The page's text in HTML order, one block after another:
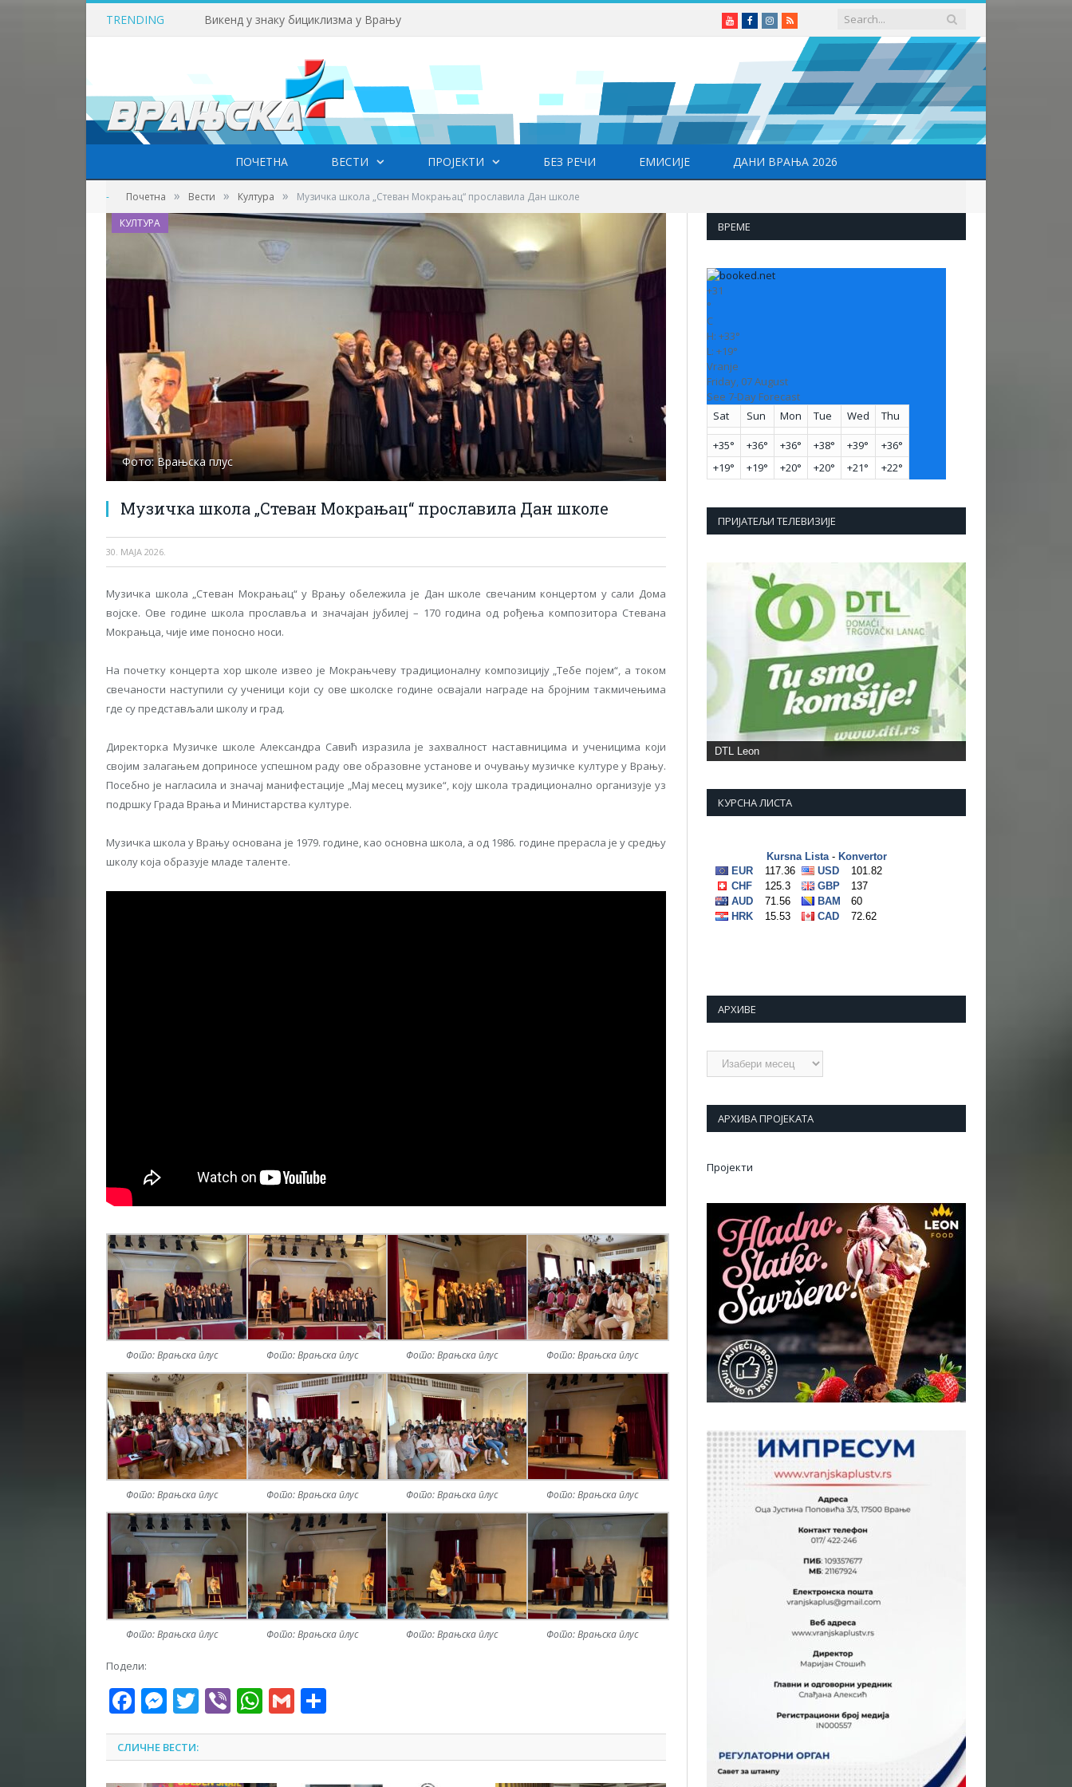
TRENDING Викенд у знаку бициклизма у Врању YoutubeFacebookInstagram
RSS
ПОЧЕТНА ВЕСТИ ПРОЈЕКТИ БЕЗ РЕЧИ ЕМИСИЈЕ ДАНИ ВРАЊА 2026
- Почетна » Вести » Култура » Музичка школа „Стеван Мокрањац“ прославила Дан школе
Фото: Врањска плус
Музичка школа „Стеван Мокрањац“ прославила Дан школе
30. МАЈА 2026.
КУЛТУРА
Музичка школа „Стеван Мокрањац“ у Врању обележила је Дан школе свечаним концертом у сали Дома
војске. Ове године школа прославља и значајан јубилеј – 170 година од рођења композитора Стевана
Мокрањца, чије име поносно носи.
На почетку концерта хор школе извео је Мокрањчеву традиционалну композицију „Тебе појем“, а током
свечаности наступили су ученици који су ове школске године освајали награде на бројним такмичењима
где су представљали школу и град.
Директорка Музичке школе Александра Савић изразила је захвалност наставницима и ученицима који
својим залагањем доприносе успешном раду ове образовне установе и очувању музичке културе у Врању.
Посебно је нагласила и значај манифестације „Мај месец музике“, коју школа традиционално организује уз
подршку Града Врања и Министарства културе.
Музичка школа у Врању основана је 1979. године, као основна школа, а од 1986. године прерасла је у средњу
школу која образује младе таленте.
Фото: Врањска плус Фото: Врањска плус Фото: Врањска плус Фото: Врањска плус
Фото: Врањска плус Фото: Врањска плус Фото: Врањска плус Фото: Врањска плус
Фото: Врањска плус Фото: Врањска плус Фото: Врањска плус Фото: Врањска плус
Подели:
Facebook
Messenger
Twitter
ViberWhatsApp
Gmail
СЛИЧНЕ ВЕСТИ:
ВРЕМЕ
+31
°
C
H: +33°
L: +19°
Vranje
Friday, 07 August
See 7-Day Forecast
Sat
Sun Mon Tue Wed Thu
+35° +36° +36° +38° +39° +36°
+19° +19° +20° +20° +21° +22°
ПРИЈАТЕЉИ ТЕЛЕВИЗИЈЕ
DTL Leon
КУРСНА ЛИСТА
АРХИВЕ
Архиве
АРХИВА ПРОЈЕКАТА
Пројекти